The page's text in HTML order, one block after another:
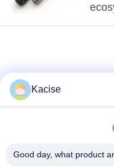
Kacise
Good day, what product